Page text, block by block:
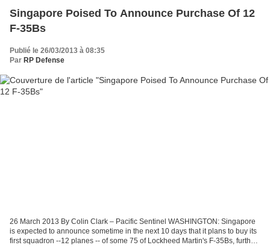
Singapore Poised To Announce Purchase Of 12
F-35Bs
Publié le 26/03/2013 à 08:35
Par RP Defense
26 March 2013 By Colin Clark – Pacific Sentinel WASHINGTON: Singapore
is expected to announce sometime in the next 10 days that it plans to buy its
first squadron --12 planes -- of some 75 of Lockheed Martin's F-35Bs, further